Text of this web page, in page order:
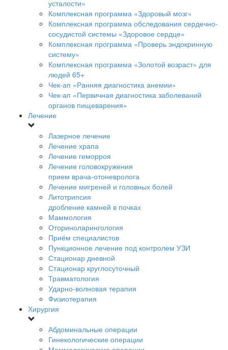
усталости»
Комплексная программа «Здоровый мозг»
Комплексная программа обследования сердечно-
сосудистой системы «Здоровое сердце»
Комплексная программа «Проверь эндокринную
систему»
Комплексная программа «Золотой возраст» для
людей 65+
Чек-ап «Ранняя диагностика анемии»
Чек-ап «Первичная диагностика заболеваний
органов пищеварения»
Лечение
Лазерное лечение
Лечение храпа
Лечение геморроя
Лечение головокружения
прием врача-отоневролога
Лечение мигреней и головных болей
Литотрипсия
дробление камней в почках
Маммология
Оториноларингология
Приём специалистов
Пункционное лечение под контролем УЗИ
Стационар дневной
Стационар круглосуточный
Травматология
Ударно-волновая терапия
Физиотерапия
Хирургия
Абдоминальные операции
Гинекологические операции